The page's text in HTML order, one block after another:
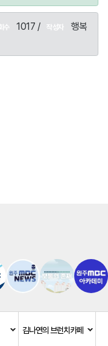
수 1017 / 작성자
행복
김나연의 브런치카페